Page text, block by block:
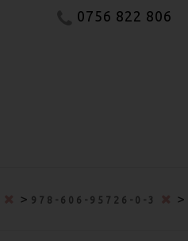
0756 822 806
> 978-606-95726-0-3 >